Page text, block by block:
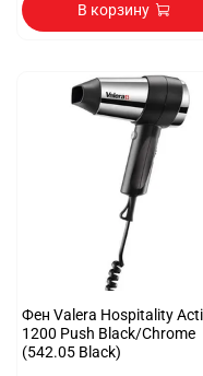
В корзину
Фен Valera Hospitality
1200 Push Black/Chrome
(542.05 Black)